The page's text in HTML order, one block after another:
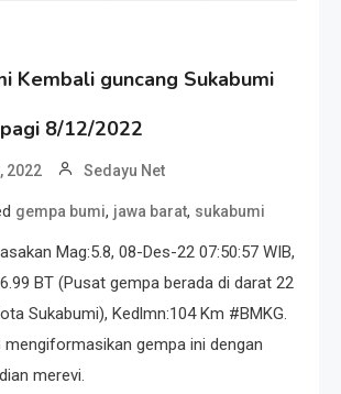
Kembali guncang Sukabumi
8/12/2022
2022 Sedayu Net
gempa bumi, jawa barat, sukabumi
Mag:5.8, 08-Des-22 07:50:57 WIB,
BT (Pusat gempa berada di darat 22
Sukabumi), Kedlmn:104 Km #BMKG.
mengiformasikan gempa ini dengan
merevi.